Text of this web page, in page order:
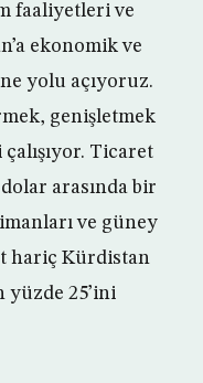
faaliyetleri ve
ekonomik ve
yolu açıyoruz.
genişletmek
Ticaret
arasında bir
ve güney
hariç Kürdistan
yüzde 25’ini